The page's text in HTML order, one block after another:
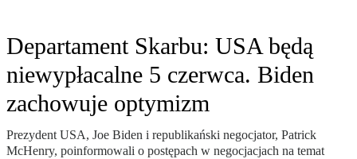
Departament Skarbu: USA będą
niewypłacalne 5 czerwca. Biden
zachowuje optymizm
Prezydent USA, Joe Biden i republikański negocjator, Patrick
McHenry, poinformowali o postępach w negocjacjach na temat